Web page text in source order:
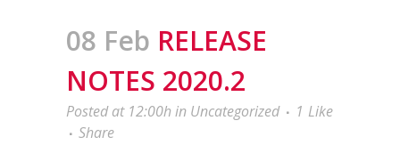
08 Feb RELEASE
NOTES 2020.2
Posted at 12:00hin Uncategorized 1 Like
Share